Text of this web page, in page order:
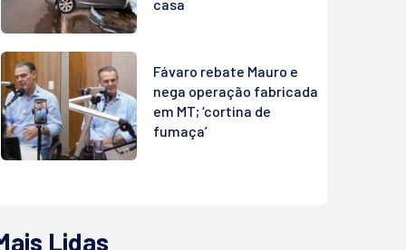
casa
Fávaro rebate Mauro e
nega operação fabricada
em MT; ‘cortina de
fumaça’
Lidas